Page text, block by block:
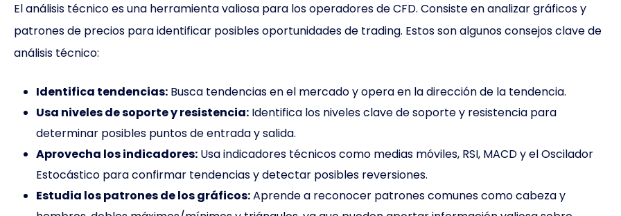
El análisis técnico es una herramienta valiosa para los operadores de CFD. Consiste en analizar gráficos y
patrones de precios para identificar posibles oportunidades de trading. Estos son algunos consejos clave de
análisis técnico:
Identifica tendencias: Busca tendencias en el mercado y opera en la dirección de la tendencia.
Usa niveles de soporte y resistencia: Identifica los niveles clave de soporte y resistencia para
determinar posibles puntos de entrada y salida.
Aprovecha los indicadores: Usa indicadores técnicos como medias móviles, RSI, MACD y el Oscilador
Estocástico para confirmar tendencias y detectar posibles reversiones.
Estudia los patrones de los gráficos:Aprende a reconocer patrones comunes como cabeza y